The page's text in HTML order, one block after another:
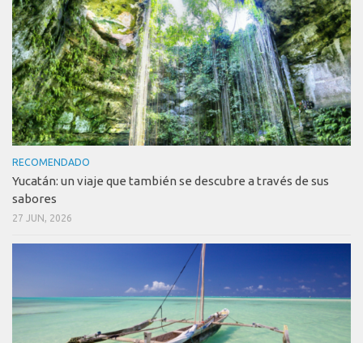
RECOMENDADO
Yucatán: un viaje que también se descubre a través de sus
sabores
27 JUN, 2026